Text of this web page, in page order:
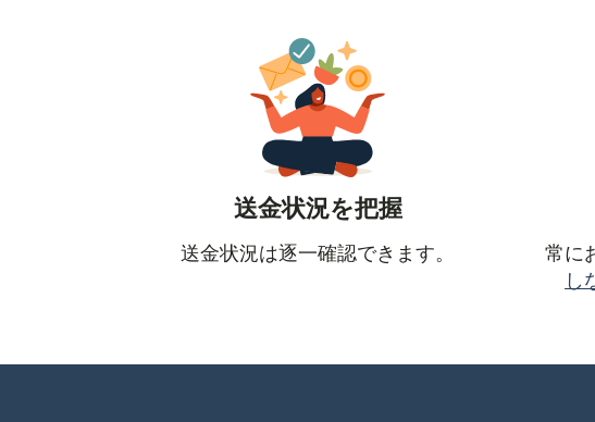
送金状況を把握
送金状況は逐一確認できます。 常に
し